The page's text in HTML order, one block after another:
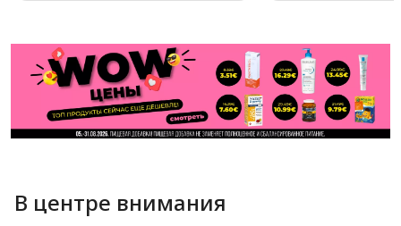
В центре внимания